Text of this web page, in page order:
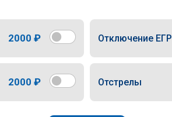
2000 ₽ Отключение ЕГР
2000 ₽ Отстрелы